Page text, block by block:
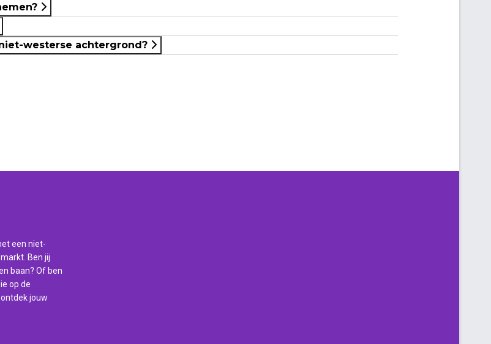
westerse achtergrond?
een niet-
Ben jij
baan? Of ben
op de
jouw